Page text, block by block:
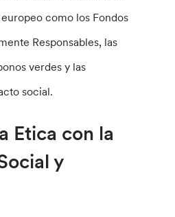
como los Fondos
Responsables, las
verdes y las
social.
Etica con la
y